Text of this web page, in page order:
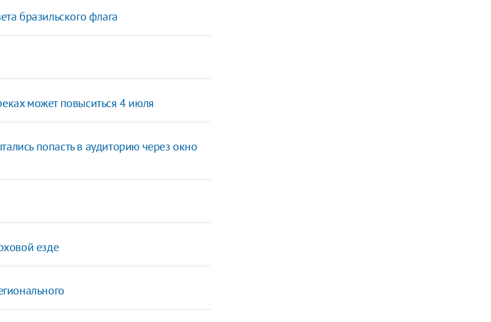
бразильского флага
может повыситься 4 июля
попасть в аудиторию через окно
езде